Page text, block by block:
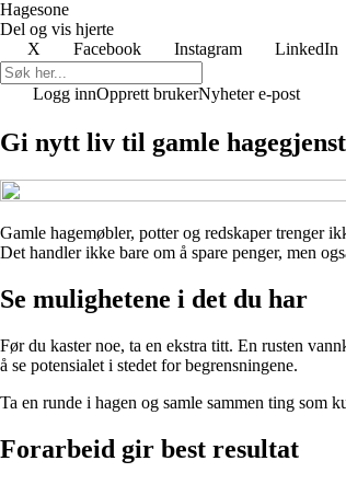
Hagesone
Del og vis hjerte
X
Facebook Instagram LinkedIn
Logg innOpprett brukerNyheter e-post
Gi nytt liv til gamle
Gamle hagemøbler, potter og redskaper trenger
Det handler ikke bare om å spare penger, men
Se mulighetene i det du har
Før du kaster noe, ta en ekstra titt. En rusten
å se potensialet i stedet for begrensningene.
Ta en runde i hagen og samle sammen ting som
Forarbeid gir best resultat